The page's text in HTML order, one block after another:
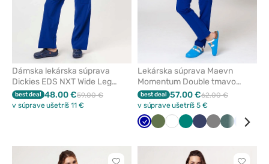
Dámska lekárska súprava
Dickies EDS NXT Wide Leg
tmavo modrá
best deal 48.00 €59.00 €
v súprave ušetríš 11 €
Lekárska súprava Maevn
Momentum Double tmavo
modrá
best deal 57.00 €62.00 €
v súprave ušetríš 5 €
TmavoOlivková
BielaZelenáNámornícky
TmavoPastelovo